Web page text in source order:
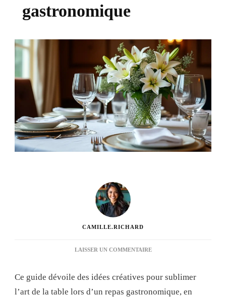
gastronomique
CAMILLE.RICHARD
LAISSER UN COMMENTAIRESUR
POUR
SUBLIMER
Ce guide dévoile des idées créatives pour sublimer
l’art de la table lors d’un repas gastronomique, en